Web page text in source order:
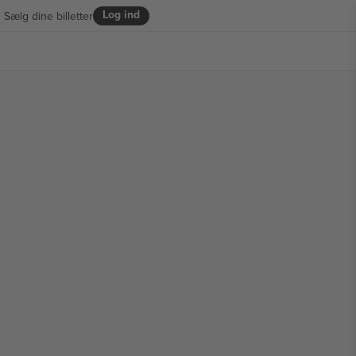
Log ind
Sælg dine billetter